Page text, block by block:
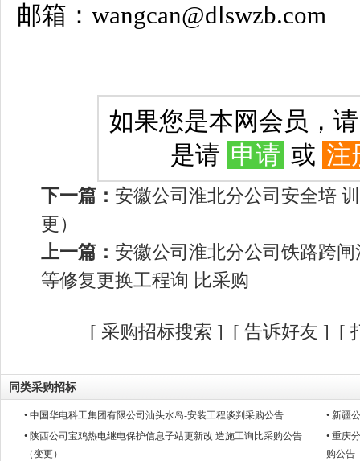
邮箱：wangcan@dlswzb.com
如果您是本网会员，
是请 申请 或 注
下一篇： 安徽公司淮北分公司安全培
更）
上一篇： 安徽公司淮北分公司铁路跨
等修复更换工程询 比采购
[ 采购招标搜索 ] [ 告诉好友 ] [
同类采购招标
• 中国华电科工集团有限公司汕头水岛-安装工程谈判采购公告
• 新疆
• 陕西公司宝鸡热电继电保护信息子站更新改 造施工询比采购公告
（变更）
• 重庆
购公告